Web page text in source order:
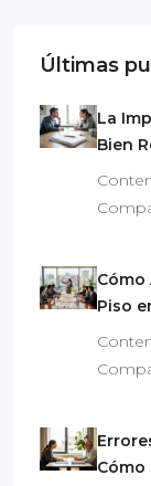
Últimas
La
Bien
Cómo
Piso
Cómo